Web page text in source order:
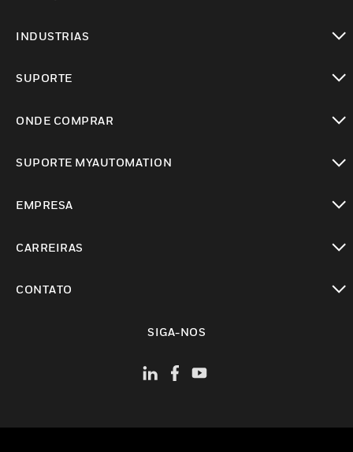
INDUSTRIAS
SUPORTE
ONDE COMPRAR
SUPORTE MYAUTOMATION
EMPRESA
CARREIRAS
CONTATO
SIGA-NOS